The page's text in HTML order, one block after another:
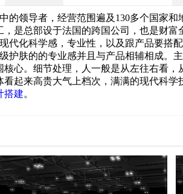
的领导者，经营范围遍及130多个国家和
是总部设于法国的跨国公司，也是财富
代化科学感，专业性，以及跟产品要搭配
护肤的的专业感并且与产品相辅相成。
心。细节处理，人一般是从左往右看
起来高贵大气上档次，满满的现代科学
搭建。